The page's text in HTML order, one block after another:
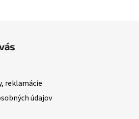
reklamácie
údajov